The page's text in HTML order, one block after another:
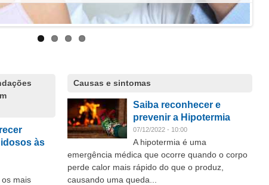
às
mais
Causas e sintomas
Saiba reconhecer e
prevenir a Hipotermia
07/12/2022 - 10:00
A hipotermia é uma
emergência médica que ocorre quando o corpo
perde calor mais rápido do que o produz,
causando uma queda...